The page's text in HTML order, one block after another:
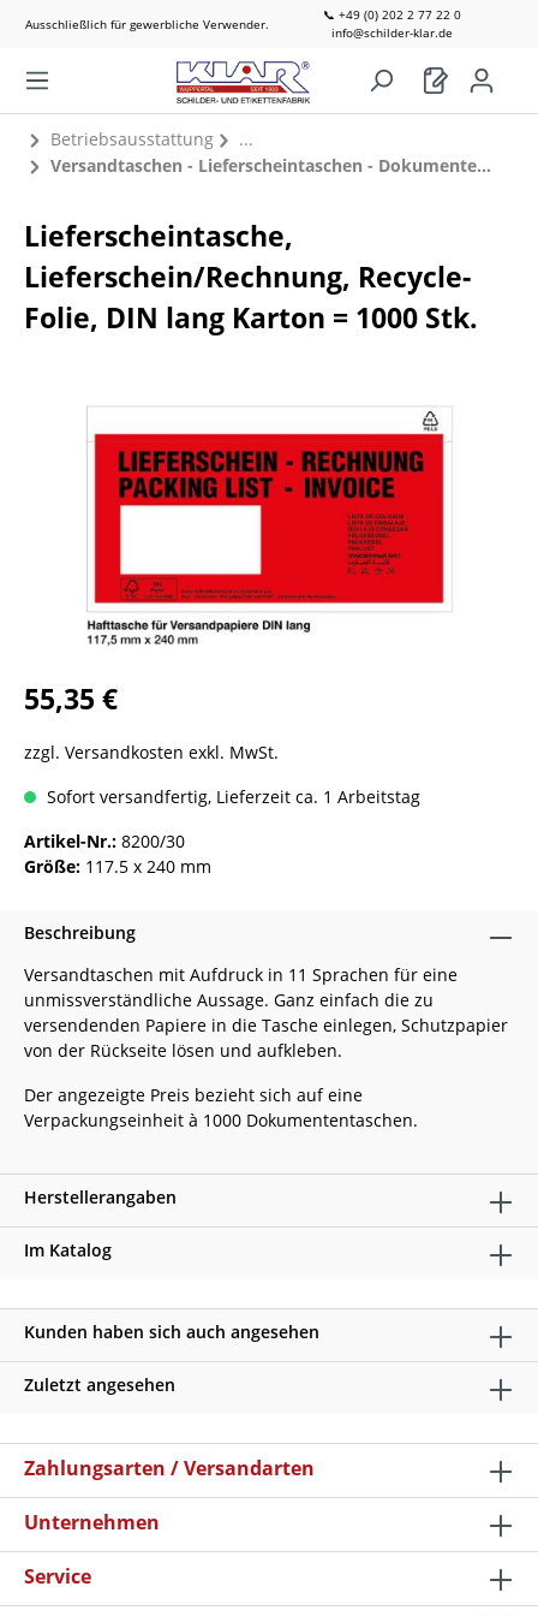
Ausschließlich für gewerbliche Verwender.
📞 +49 (0) 202 2 77 22 0
info@schilder-klar.de
Betriebsausstattung
Versandtaschen - Lieferscheintaschen - Dokumententaschen
Lieferscheintasche,
Lieferschein/Rechnung, Recycle-
Folie, DIN lang Karton = 1000 Stk.
55,35 €
zzgl. Versandkosten exkl. MwSt.
Sofort versandfertig, Lieferzeit ca. 1 Arbeitstag
Artikel-Nr.: 8200/30
Größe: 117.5 x 240 mm
Beschreibung
Versandtaschen mit Aufdruck in 11 Sprachen für eine
unmissverständliche Aussage. Ganz einfach die zu
versendenden Papiere in die Tasche einlegen, Schutzpapier
von der Rückseite lösen und aufkleben.
Der angezeigte Preis bezieht sich auf eine
Verpackungseinheit à 1000 Dokumententaschen.
Herstellerangaben
Im Katalog
Kunden haben sich auch angesehen
Zuletzt angesehen
Zahlungsarten / Versandarten
Unternehmen
Service